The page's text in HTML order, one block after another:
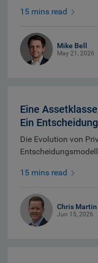
15 mins read
Mike Bell
May 21, 2026
Eine
Ein
Die Evolution von
15 mins read
Chris Martin
Jun 15, 2026